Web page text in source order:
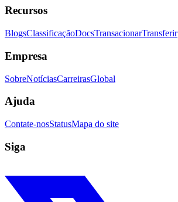
Recursos
BlogsClassificaçãoDocsTransacionarTransferir
Empresa
SobreNotíciasCarreirasGlobal
Ajuda
Contate-nosStatusMapa do site
Siga